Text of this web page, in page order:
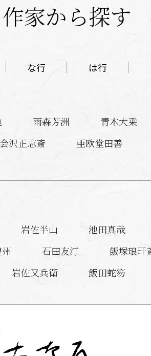
作家から探す
な行 は行
雨森芳洲 青木大乗
会沢正志斎 亜欧堂田善
岩佐半山 池田真哉
石田友汀 飯塚琅玕
岩佐又兵衛 飯田蛇笏